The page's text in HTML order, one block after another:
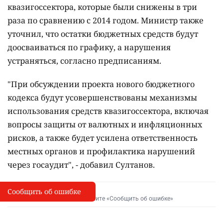
квазигоссектора, которые были снижены в три
раза по сравнению с 2014 годом. Министр также
уточнил, что остатки бюджетных средств будут
доосваиваться по графику, а нарушения
устраняться, согласно предписаниям.
"При обсуждении проекта нового бюджетного
кодекса будут усовершенствованы механизмы
использования средств квазигоссектора, включая
вопросы защиты от валютных и инфляционных
рисков, а также будет усилена ответственность
местных органов и профилактика нарушений
через госаудит", - добавил Султанов.
I
Сообщить об опечатке
Выделите фрагмент и нажмите «Сообщить об ошибке»
Сообщить об ошибке